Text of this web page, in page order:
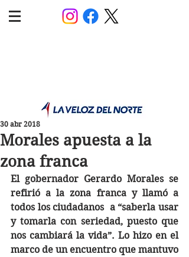
Morales apuesta a la
zona franca
30 abr 2018
El gobernador Gerardo Morales se
refirió a la zona franca y llamó a
todos los ciudadanos  a “saberla usar
y tomarla con seriedad, puesto que
nos cambiará la vida”. Lo hizo en el
marco de un encuentro que mantuvo